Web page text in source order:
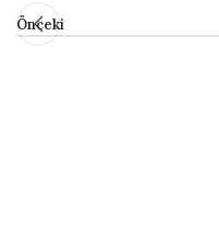
Önceki